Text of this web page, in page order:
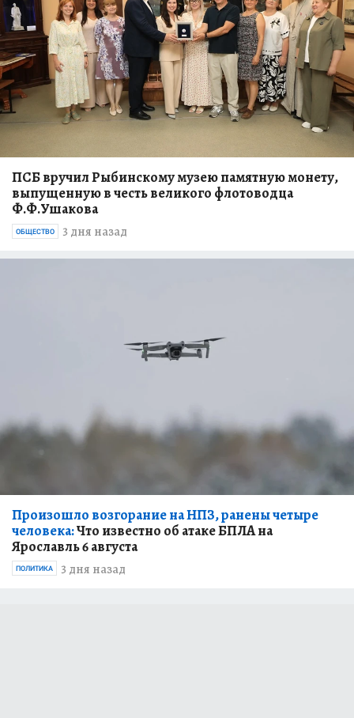
ПСБ вручил Рыбинскому музею памятную монету,
выпущенную в честь великого флотоводца
Ф.Ф.Ушакова
3 дня назад
ОБЩЕСТВО
Произошло возгорание на НПЗ, ранены четыре
человека:Что известно об атаке БПЛА на
Ярославль 6 августа
3 дня назад
ПОЛИТИКА